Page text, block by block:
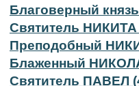
Благоверный
Святитель НИКИТА
Преподобный
Блаженный
Святитель ПАВЕЛ